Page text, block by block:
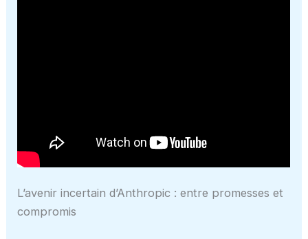
L’avenir incertain d’Anthropic : entre promesses et
compromis